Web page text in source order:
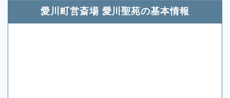
愛川町営斎場 愛川聖苑の基本情報